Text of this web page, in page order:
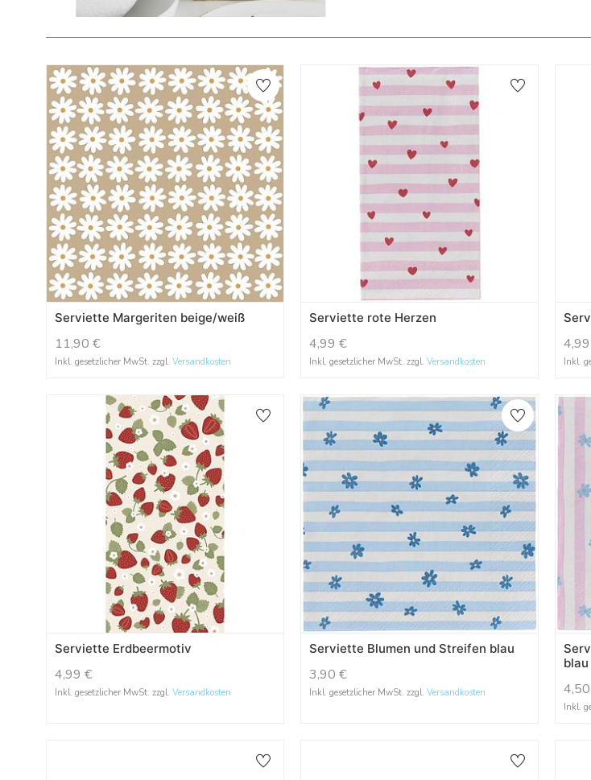
Serviette Margeriten beige/weiß
11,90 €
Inkl. gesetzlicher MwSt. zzgl. Versandkosten
Serviette rote Herzen
4,99 €
Inkl. gesetzlicher MwSt. zzgl.Versandkosten
4,99
Inkl.
Serviette Erdbeermotiv
4,99 €
Inkl. gesetzlicher MwSt. zzgl. Versandkosten
Serviette Blumen und Streifen blau
3,90 €
Inkl. gesetzlicher MwSt. zzgl.Versandkosten
blau
4,50
Inkl.